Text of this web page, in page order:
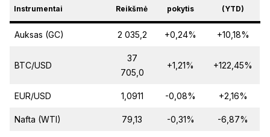
Instrumentai Reikšmė
pokytis
(YTD)
Auksas (GC) 2 035,2 +0,24% +10,18%
BTC/USD
37
705,0
+1,21% +122,45%
EUR/USD 1,0911 -0,08% +2,16%
Nafta (WTI) 79,13 -0,31% -6,87%